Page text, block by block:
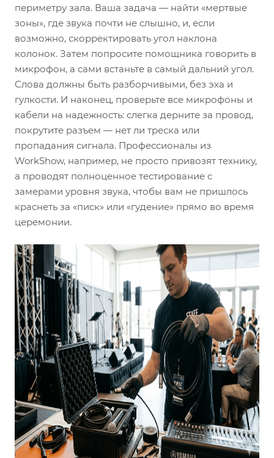
периметру зала. Ваша задача — найти «мертвые
зоны», где звука почти не слышно, и, если
возможно, скорректировать угол наклона
колонок. Затем попросите помощника говорить в
микрофон, а сами встаньте в самый дальний угол.
Слова должны быть разборчивыми, без эха и
гулкости. И наконец, проверьте все микрофоны и
кабели на надежность: слегка дерните за провод,
покрутите разъем — нет ли треска или
пропадания сигнала. Профессионалы из
WorkShow, например, не просто привозят технику,
а проводят полноценное тестирование с
замерами уровня звука, чтобы вам не пришлось
краснеть за «писк» или «гудение» прямо во время
церемонии.